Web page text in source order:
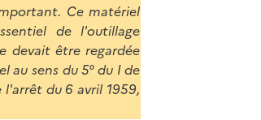
Ce matériel
de l'outillage
devait être regardée
sens du 5° du I de
du 6 avril 1959,